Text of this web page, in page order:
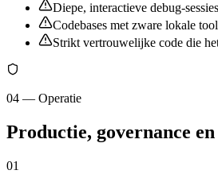
Diepe, interactieve debug-
Codebases met zware lokale
Strikt vertrouwelijke code die
04 — Operatie
Productie, governance en
01